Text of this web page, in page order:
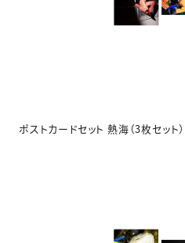
ポストカードセット 熱海（3枚セット